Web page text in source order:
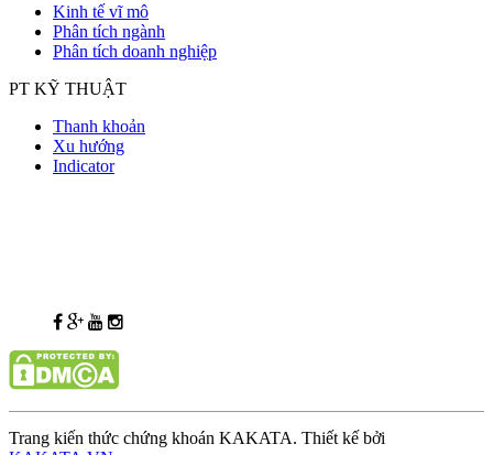
Kinh tế vĩ mô
Phân tích ngành
Phân tích doanh nghiệp
PT KỸ THUẬT
Thanh khoản
Xu hướng
Indicator
Trang kiến thức chứng khoán KAKATA. Thiết kế bởi